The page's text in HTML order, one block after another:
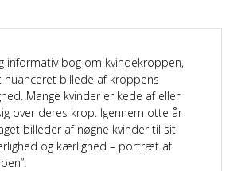
informativ bog om kvindekroppen,
nuanceret billede af kroppens
Mange kvinder er kede af eller
over deres krop. Igennem otte år
billeder af nøgne kvinder til sit
og kærlighed – portræt af